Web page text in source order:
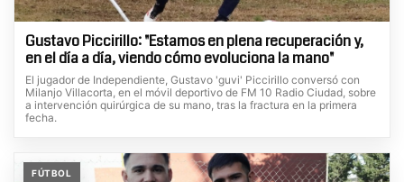
Gustavo Piccirillo: "Estamos en plena recuperación y,
en el día a día, viendo cómo evoluciona la mano"
El jugador de Independiente, Gustavo 'guvi' Piccirillo conversó con
Milanjo Villacorta, en el móvil deportivo de FM 10 Radio Ciudad, sobre
a intervención quirúrgica de su mano, tras la fractura en la primera
fecha.
FÚTBOL